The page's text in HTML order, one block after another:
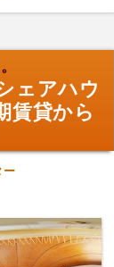
ェアハウ
賃貸から
ー